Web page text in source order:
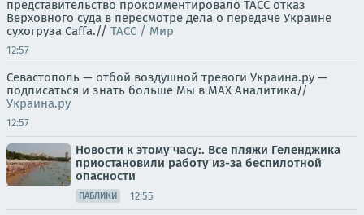
представительство прокомментировало ТАСС отказ
Верховного суда в пересмотре дела о передаче Украине
сухогруза Caffa.// ТАСС / Мир
12:57
Севастополь — отбой воздушной тревоги Украина.ру —
подписаться и знать больше Мы в MAX Аналитика//
Украина.ру
12:57
Новости к этому часу:. Все пляжи Геленджика
приостановили работу из-за беспилотной
опасности
ПАБЛИКИ 12:55